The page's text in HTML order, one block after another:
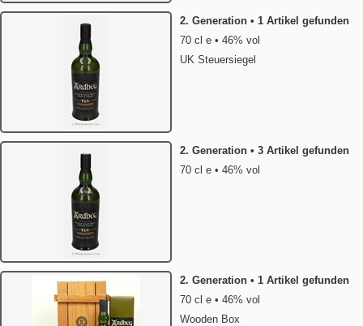
2. Generation • 1 Artikel gefunden
70 cl e • 46% vol
UK Steuersiegel
2. Generation • 3 Artikel gefunden
70 cl e • 46% vol
2. Generation • 1 Artikel gefunden
70 cl e • 46% vol
Wooden Box